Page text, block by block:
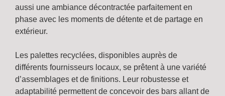
aussi une ambiance décontractée parfaitement en
phase avec les moments de détente et de partage en
extérieur.
Les palettes recyclées, disponibles auprès de
différents fournisseurs locaux, se prêtent à une variété
d’assemblages et de finitions. Leur robustesse et
adaptabilité permettent de concevoir des bars allant de